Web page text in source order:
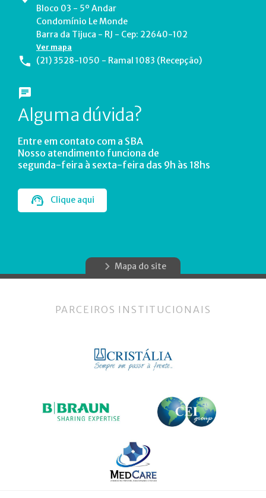
Bloco 03 - 5º Andar
Condomínio Le Monde
Barra da Tijuca - RJ - Cep: 22640-102
Ver mapa
(21) 3528-1050 - Ramal 1083 (Recepção)
Alguma dúvida?
Entre em contato com a SBA
Nosso atendimento funciona de
segunda-feira à sexta-feira das 9h às 18hs
Clique aqui
Mapa do site
PARCEIROS INSTITUCIONAIS